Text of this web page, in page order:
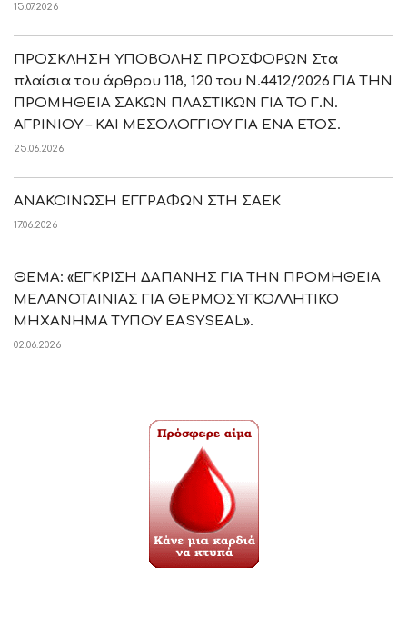
15.07.2026
ΠΡΟΣΚΛΗΣΗ ΥΠΟΒΟΛΗΣ ΠΡΟΣΦΟΡΩΝ Στα
πλαίσια του άρθρου 118, 120 του Ν.4412/2026 ΓΙΑ ΤΗΝ
ΠΡΟΜΗΘΕΙΑ ΣΑΚΩΝ ΠΛΑΣΤΙΚΩΝ ΓΙΑ ΤΟ Γ.Ν.
ΑΓΡΙΝΙΟΥ – ΚΑΙ ΜΕΣΟΛΟΓΓΙΟΥ ΓΙΑ ΕΝΑ ΕΤΟΣ.
25.06.2026
ΑΝΑΚΟΙΝΩΣΗ ΕΓΓΡΑΦΩΝ ΣΤΗ ΣΑΕΚ
17.06.2026
ΘΕΜΑ: «ΕΓΚΡΙΣΗ ΔΑΠΑΝΗΣ ΓΙΑ ΤΗΝ ΠΡΟΜΗΘΕΙΑ
ΜΕΛΑΝΟΤΑΙΝΙΑΣ ΓΙΑ ΘΕΡΜΟΣΥΓΚΟΛΛΗΤΙΚΟ
ΜΗΧΑΝΗΜΑ ΤΥΠΟΥ EASYSEAL».
02.06.2026